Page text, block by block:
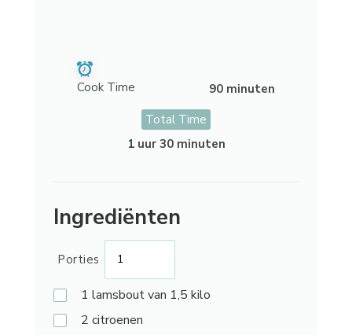
Cook Time
90 minuten
Total Time
1 uur 30 minuten
Ingrediënten
Porties
1 lamsbout van 1,5 kilo
2 citroenen